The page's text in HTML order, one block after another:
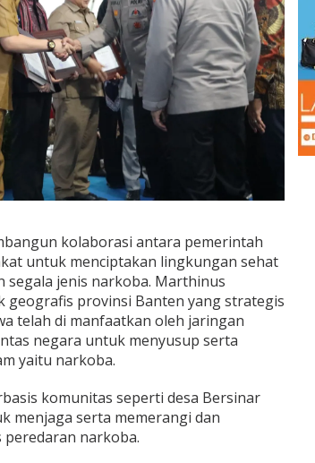
kolaborasi antara pemerintah
untuk menciptakan lingkungan sehat
segala jenis narkoba. Marthinus
geografis provinsi Banten yang strategis
telah di manfaatkan oleh jaringan
negara untuk menyusup serta
yaitu narkoba.
komunitas seperti desa Bersinar
menjaga serta memerangi dan
narkoba.